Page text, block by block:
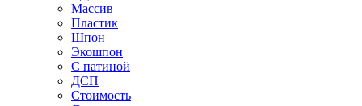
Массив
Пластик
Шпон
Экошпон
С патиной
ДСП
Стоимость